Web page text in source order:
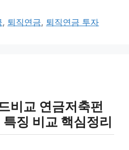
, 퇴직연금, 퇴직연금 투자
비교 연금저축펀
징 비교 핵심정리